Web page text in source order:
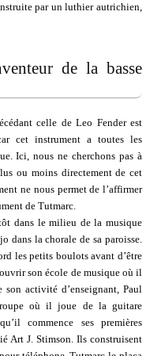
par un luthier autrichien,
de la basse
celle de Leo Fender est
cet instrument a toutes les
Ici, nous ne cherchons pas à
ou moins directement de cet
ne nous permet de l’affirmer
de Tutmarc.
dans le milieu de la musique
dans la chorale de sa paroisse.
les petits boulots avant d’être
son école de musique où il
activité d’enseignant, Paul
où il joue de la guitare
commence ses premières
Art J. Stimson. Ils construisent